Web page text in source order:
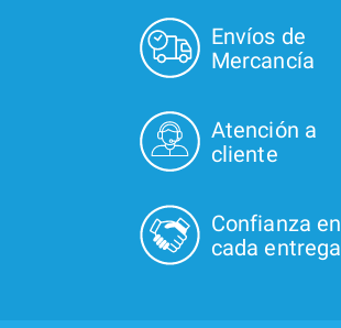
Envíos de
Mercancía
Atención a
cliente
Confianza en
cada entrega